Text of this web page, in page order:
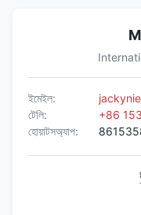
ইমেইল:
টেলি:
+86
হোয়াটসঅ্যাপ: